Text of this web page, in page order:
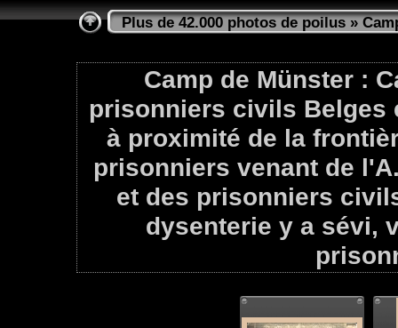
Plus de 42.000 photos de poilus»
Camp de Münster :
prisonniers civils Belges
à proximité de la
prisonniers venant de
et des prisonniers
dysenterie y a sévi,